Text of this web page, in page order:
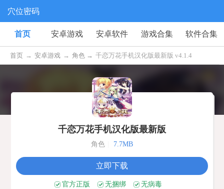
穴位密码
首页 安卓游戏 安卓软件 游戏合集 软件合集
首页 → 安卓游戏 → 角色 → 千恋万花手机汉化版最新版 v4.1.4
千恋万花手机汉化版最新版
角色 7.7MB
立即下载
官方正版 无捆绑 无病毒